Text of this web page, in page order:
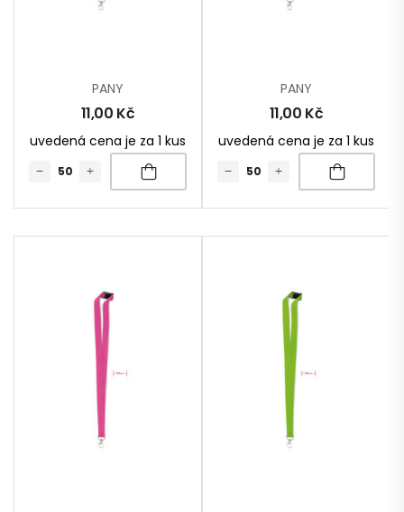
PANY
11,00 Kč
uvedená cena je za 1 kus
PANY
11,00 Kč
uvedená cena je za 1 kus